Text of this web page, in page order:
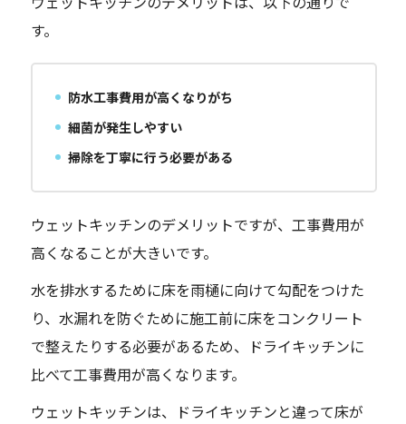
す。
防水工事費用が高くなりがち
細菌が発生しやすい
掃除を丁寧に行う必要がある
ウェットキッチンのデメリットですが、工事費用が
高くなることが大きいです。
水を排水するために床を雨樋に向けて勾配をつけた
り、水漏れを防ぐために施工前に床をコンクリート
で整えたりする必要があるため、ドライキッチンに
比べて工事費用が高くなります。
ウェットキッチンは、ドライキッチンと違って床が